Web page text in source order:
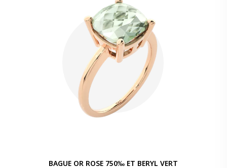
BAGUE OR ROSE 750‰ ET BERYL VERT